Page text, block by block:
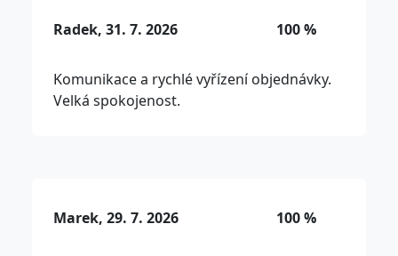
Radek, 31. 7. 2026 100 %
Komunikace a rychlé vyřízení objednávky.
Velká spokojenost.
Marek, 29. 7. 2026 100 %